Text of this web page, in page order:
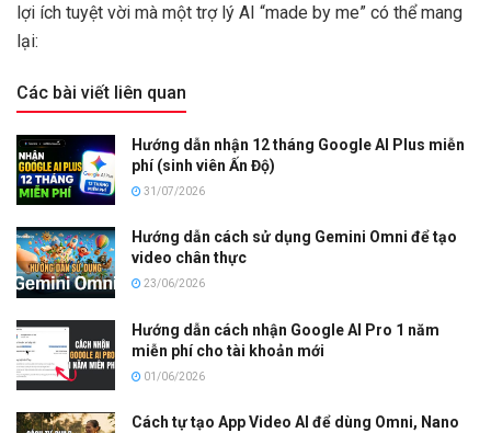
lợi ích tuyệt vời mà một trợ lý AI “made by me” có thể mang
lại:
Các bài viết liên quan
Hướng dẫn nhận 12 tháng Google AI Plus miễn
phí (sinh viên Ấn Độ)
31/07/2026
Hướng dẫn cách sử dụng Gemini Omni để tạo
video chân thực
23/06/2026
Hướng dẫn cách nhận Google AI Pro 1 năm
miễn phí cho tài khoản mới
01/06/2026
Cách tự tạo App Video AI để dùng Omni, Nano